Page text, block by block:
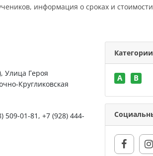
информация о сроках и
Улица Героя
Кругликовская
509-01-81, +7 (928) 444-
Категории
A B